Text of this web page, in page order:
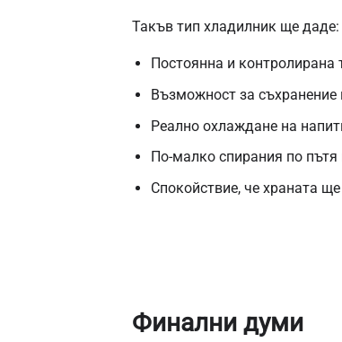
Такъв тип хладилник ще даде:
Постоянна и контролирана
Възможност за съхранение
Реално охлаждане на
По-малко спирания по
Спокойствие, че храната
Финални думи